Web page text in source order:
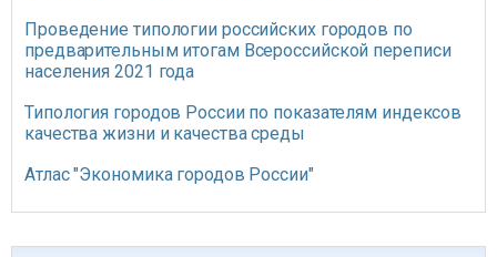
Проведение типологии российских городов по
предварительным итогам Всероссийской переписи
населения 2021 года
Типология городов России по показателям индексов
качества жизни и качества среды
Атлас "Экономика городов России"